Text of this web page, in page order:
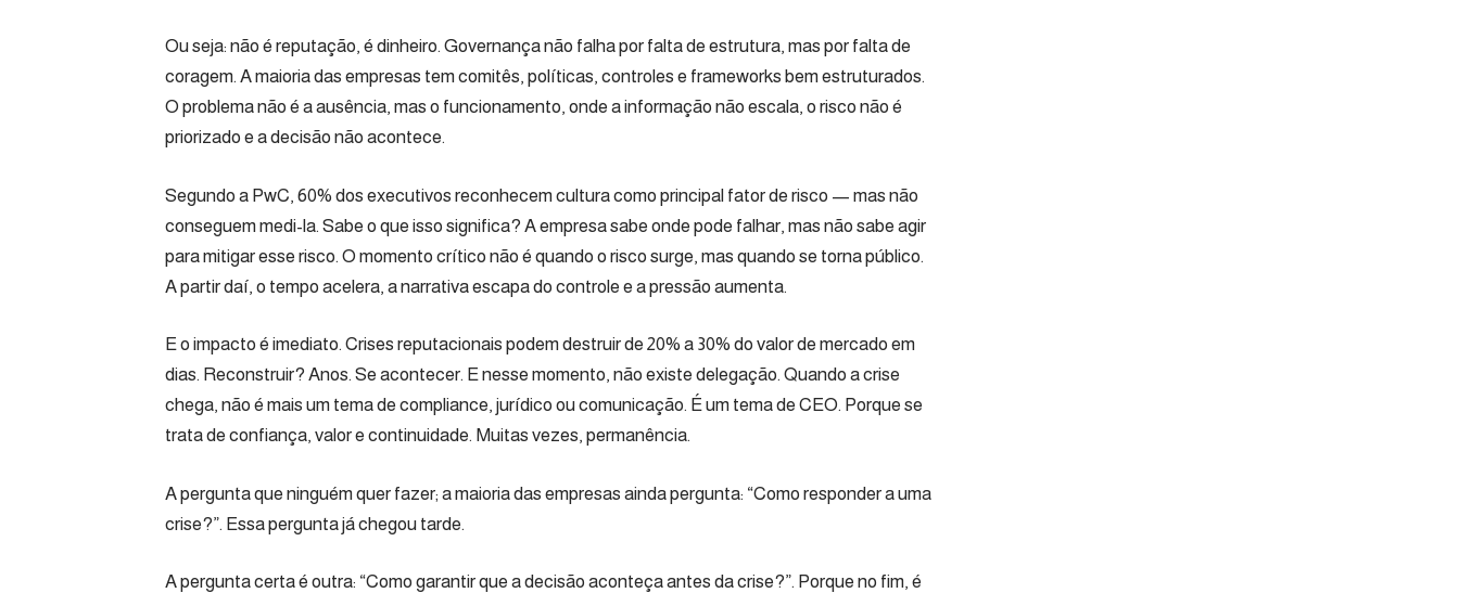
Ou seja: não é reputação, é dinheiro. Governança não falha por falta de estrutura, mas por falta de
coragem. A maioria das empresas tem comitês, políticas, controles e frameworks bem estruturados.
O problema não é a ausência, mas o funcionamento, onde a informação não escala, o risco não é
priorizado e a decisão não acontece.
Segundo a PwC, 60% dos executivos reconhecem cultura como principal fator de risco — mas não
conseguem medi-la. Sabe o que isso significa? A empresa sabe onde pode falhar, mas não sabe agir
para mitigar esse risco. O momento crítico não é quando o risco surge, mas quando se torna público.
A partir daí, o tempo acelera, a narrativa escapa do controle e a pressão aumenta.
E o impacto é imediato. Crises reputacionais podem destruir de 20% a 30% do valor de mercado em
dias. Reconstruir? Anos. Se acontecer. E nesse momento, não existe delegação. Quando a crise
chega, não é mais um tema de compliance, jurídico ou comunicação. É um tema de CEO. Porque se
trata de confiança, valor e continuidade. Muitas vezes, permanência.
A pergunta que ninguém quer fazer; a maioria das empresas ainda pergunta: “Como responder a uma
crise?”. Essa pergunta já chegou tarde.
A pergunta certa é outra: “Como garantir que a decisão aconteça antes da crise?”. Porque no fim, é